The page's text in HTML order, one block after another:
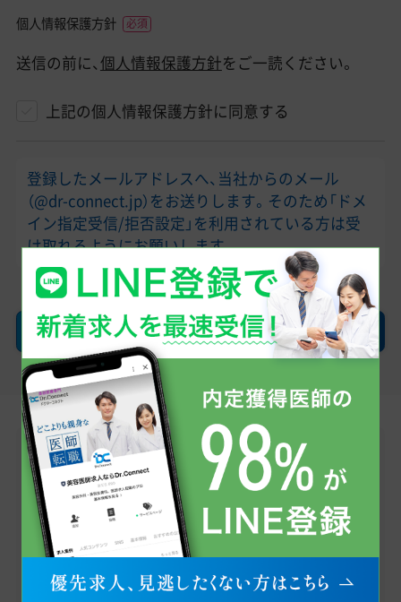
個人情報保護方針
送信の前に、個人情報保護方針をご一読ください。
上記の個人情報保護方針に同意する
登録したメールアドレスへ、当社からのメール
（@dr-connect.jp）をお送りします。そのため「ドメ
イン指定受信/拒否設定」を利用されている方は受
け取れるようにお願いします。
確認画面へ
LINEで無料転職相談
医師求人情報のお問い合わせから、転職への不安・
疑問点まで、お気軽にご相談ください。
まずはお友だち登録から！
友だち追加